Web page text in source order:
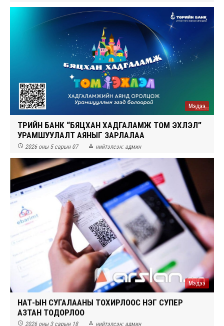
Мэдээ
ТӨРИЙН БАНК “БЯЦХАН ХАДГАЛАМЖ ТОМ ЭХЛЭЛ”
УРАМШУУЛАЛТ АЯНЫГ ЗАРЛАЛАА
 2026 оны 5 сарын 07  нийтэлсэн: админ
Мэдээ
НӨАТ-ЫН СУГАЛААНЫ ТОХИРЛООС НЭГ СУПЕР
АЗТАН ТОДОРЛОО
 2026 оны 3 сарын 18  нийтэлсэн: админ